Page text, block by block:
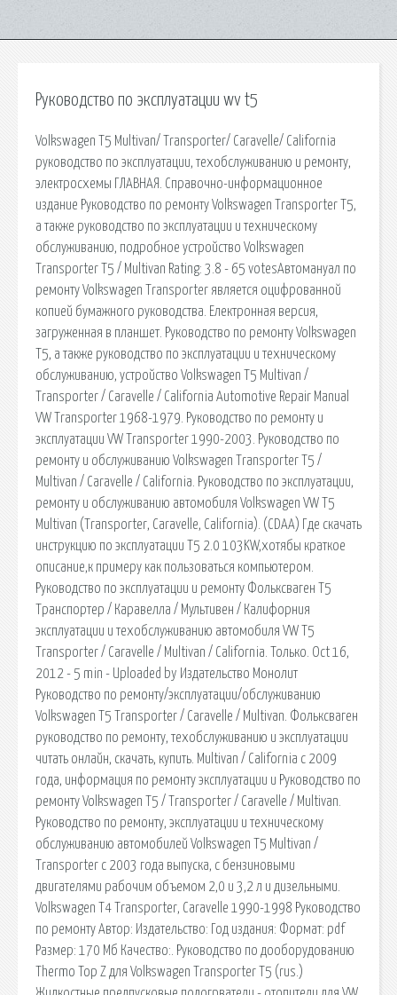
Руководство по эксплуатации wv t5
Volkswagen T5 Multivan/ Transporter/ Caravelle/ California
руководство по эксплуатации, техобслуживанию и ремонту,
электросхемы ГЛАВНАЯ. Справочно-информационное
издание Руководство по ремонту Volkswagen Transporter T5,
а также руководство по эксплуатации и техническому
обслуживанию, подробное устройство Volkswagen
Transporter T5 / Multivan Rating: 3.8 - 65 votesАвтомануал по
ремонту Volkswagen Transporter является оцифрованной
копией бумажного руководства. Електронная версия,
загруженная в планшет. Руководство по ремонту Volkswagen
T5, а также руководство по эксплуатации и техническому
обслуживанию, устройство Volkswagen T5 Multivan /
Transporter / Caravelle / California Automotive Repair Manual
VW Transporter 1968-1979. Руководство по ремонту и
эксплуатации VW Transporter 1990-2003. Руководство по
ремонту и обслуживанию Volkswagen Transporter T5 /
Multivan / Caravelle / California. Руководство по эксплуатации,
ремонту и обслуживанию автомобиля Volkswagen VW T5
Multivan (Transporter, Caravelle, California). (CDAA) Где скачать
инструкцию по эксплуатации Т5 2.0 103KW,хотябы краткое
описание,к примеру как пользоваться компьютером.
Руководство по эксплуатации и ремонту Фольксваген Т5
Транспортер / Каравелла / Мультивен / Калифорния
эксплуатации и техобслуживанию автомобиля VW T5
Transporter / Caravelle / Multivan / California. Только. Oct 16,
2012 - 5 min - Uploaded by Издательство Монолит
Руководство по ремонту/эксплуатации/обслуживанию
Volkswagen T5 Transporter / Caravelle / Multivan. Фольксваген
руководство по ремонту, техобслуживанию и эксплуатации
читать онлайн, скачать, купить. Multivan / California с 2009
года, информация по ремонту эксплуатации и Руководство по
ремонту Volkswagen T5 / Transporter / Caravelle / Multivan.
Руководство по ремонту, эксплуатации и техническому
обслуживанию автомобилей Volkswagen T5 Multivan /
Transporter с 2003 года выпуска, с бензиновыми
двигателями рабочим объемом 2,0 и 3,2 л и дизельными.
Volkswagen T4 Transporter, Caravelle 1990-1998 Руководство
по ремонту Автор: Издательство: Год издания: Формат: pdf
Размер: 170 Мб Качество:. Руководство по дооборудованию
Thermo Top Z для Volkswagen Transporter T5 (rus.)